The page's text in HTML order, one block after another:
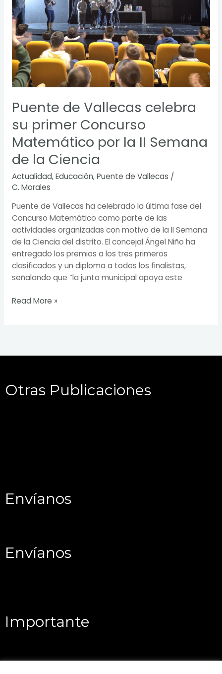
Puente de Vallecas celebra
su primer Concurso
Matemático por la II Semana
de la Ciencia
Actualidad,Educación,Puente de Vallecas /
C. Morales
Puente de Vallecas ha celebrado la última fase del
Concurso Matemático como parte de las
actividades organizadas con motivo de la II Semana
de la Ciencia del distrito. El concejal Ángel Niño ha
entregado los premios a los tres primeros
clasificados y un diploma a todos los finalistas,
señalando que “la junta municipal apoya este
la
II
Semana
de
la
Ciencia
Read More »
Otras Publicaciones
Envíanos
Envíanos
Importante